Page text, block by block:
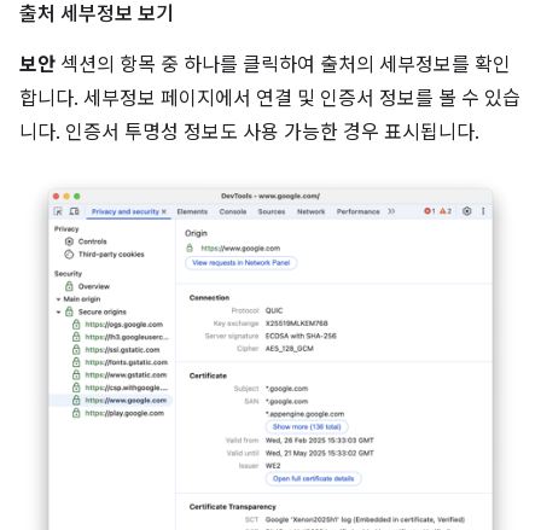
출처 세부정보 보기
보안 섹션의 항목 중 하나를 클릭하여 출처의 세부정보를 확인
합니다. 세부정보 페이지에서 연결 및 인증서 정보를 볼 수 있습
니다. 인증서 투명성 정보도 사용 가능한 경우 표시됩니다.